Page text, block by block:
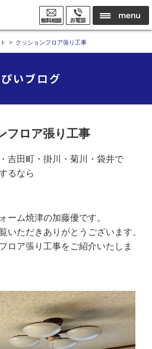
クッションフロア張り工事
いブログ
フロア張り工事
吉田町・掛川・菊川・袋井で
るなら
ーム焼津の加藤優です。
いただきありがとうございます。
ロア張り工事をご紹介いたしま